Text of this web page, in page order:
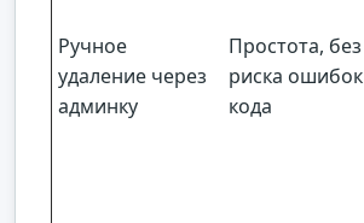
Ручное
удаление через
админку
Простота, без
риска ошибок
кода